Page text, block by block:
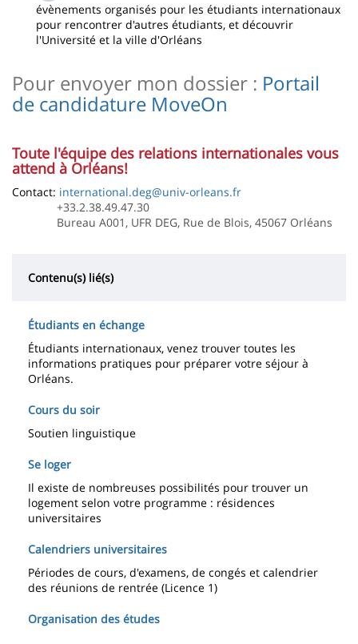
évènements organisés pour les étudiants internationaux
pour rencontrer d'autres étudiants, et découvrir
l'Université et la ville d'Orléans
Pour envoyer mon dossier : Portail
de candidature MoveOn
Toute l'équipe des relations internationales vous
attend à Orléans!
Contact: international.deg@univ-orleans.fr
+33.2.38.49.47.30
Bureau A001, UFR DEG, Rue de Blois, 45067 Orléans
Contenu(s) lié(s)
Étudiants en échange
Étudiants internationaux, venez trouver toutes les
informations pratiques pour préparer votre séjour à
Orléans.
Cours du soir
Soutien linguistique
Se loger
Il existe de nombreuses possibilités pour trouver un
logement selon votre programme : résidences
universitaires
Calendriers universitaires
Périodes de cours, d'examens, de congés et calendrier
des réunions de rentrée (Licence 1)
Organisation des études